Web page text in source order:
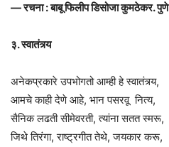
— रचना : बाबू फिलीप डिसोजा कुमठेकर. पुणे
३. स्वातंत्र्य
अनेकप्रकारे उपभोगतो आम्ही हे स्वातंत्र्य,
आमचे काही देणे आहे, भान पसरवू नित्य,
सैनिक लढती सीमेवरती, त्यांना सतत स्मरू,
जिथे तिरंगा, राष्ट्रगीत तेथे, जयकार करू,